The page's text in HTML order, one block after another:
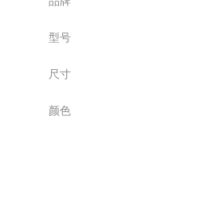
型号
尺寸
颜色